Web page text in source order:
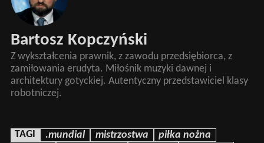
Bartosz Kopczyński
Z wykształcenia prawnik, z zawodu przedsiębiorca, z
zamiłowania erudyta. Miłośnik muzyki dawnej i
architektury gotyckiej. Autentyczny przedstawiciel klasy
robotniczej.
TAGI .mundial mistrzostwa
piłka nożna